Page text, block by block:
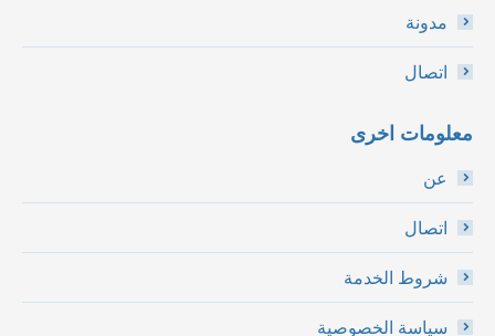
مدونة
اتصال
معلومات اخرى
عن
اتصال
شروط الخدمة
سياسة الخصوصية